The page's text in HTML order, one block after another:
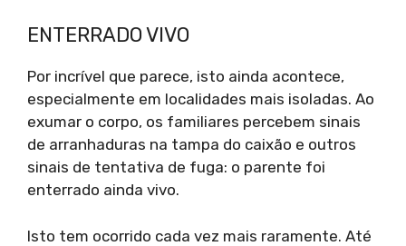
ENTERRADO VIVO
Por incrível que parece, isto ainda acontece,
especialmente em localidades mais isoladas. Ao
exumar o corpo, os familiares percebem sinais
de arranhaduras na tampa do caixão e outros
sinais de tentativa de fuga: o parente foi
enterrado ainda vivo.
Isto tem ocorrido cada vez mais raramente. Até